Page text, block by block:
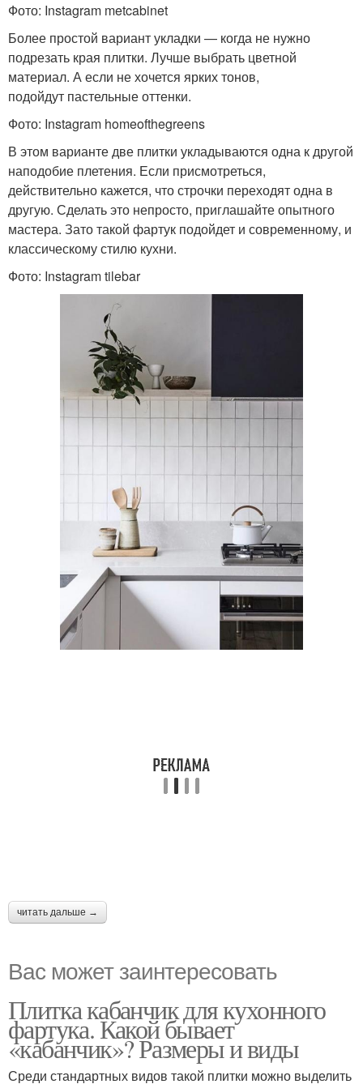
Фото: Instagram metcabinet
Более простой вариант укладки — когда не нужно
подрезать края плитки. Лучше выбрать цветной
материал. А если не хочется ярких тонов,
подойдут пастельные оттенки.
Фото: Instagram homeofthegreens
В этом варианте две плитки укладываются одна к другой
наподобие плетения. Если присмотреться,
действительно кажется, что строчки переходят одна в
другую. Сделать это непросто, приглашайте опытного
мастера. Зато такой фартук подойдет и современному, и
классическому стилю кухни.
Фото: Instagram tilebar
читать дальше →
Вас может заинтересовать
Плитка кабанчик для кухонного
фартука. Какой бывает
«кабанчик»? Размеры и виды
Среди стандартных видов такой плитки можно выделить